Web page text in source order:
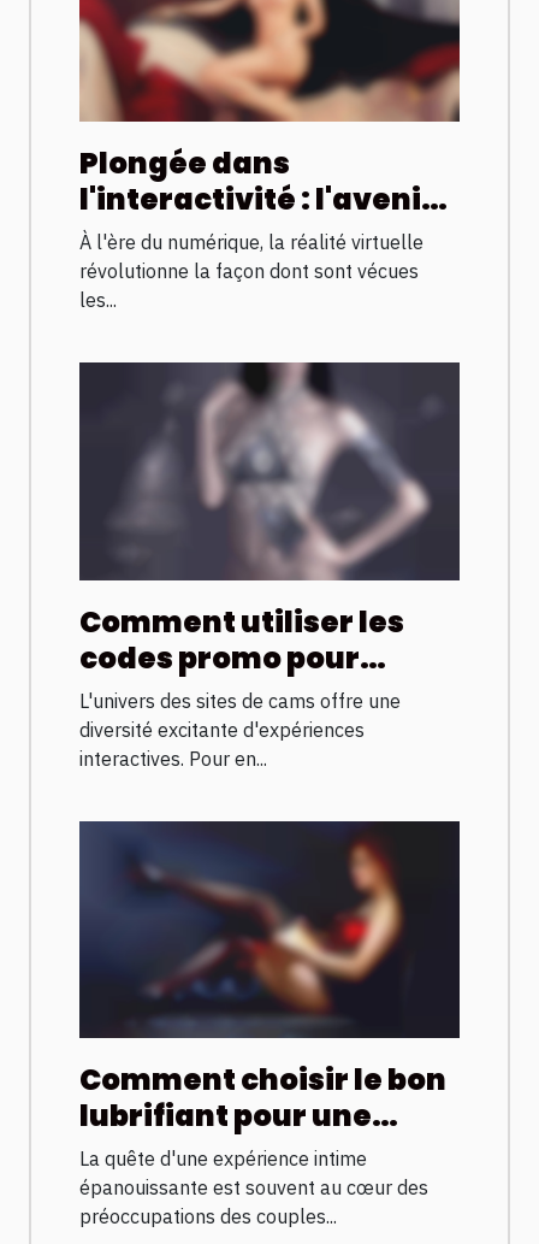
Plongée dans
l'interactivité : l'avenir
des expériences
adultes en VR
À l'ère du numérique, la réalité virtuelle
révolutionne la façon dont sont vécues
les...
Comment utiliser les
codes promo pour
maximiser votre
expérience sur les sites
de cams
L'univers des sites de cams offre une
diversité excitante d'expériences
interactives. Pour en...
Comment choisir le bon
lubrifiant pour une
expérience intime
améliorée
La quête d'une expérience intime
épanouissante est souvent au cœur des
préoccupations des couples...